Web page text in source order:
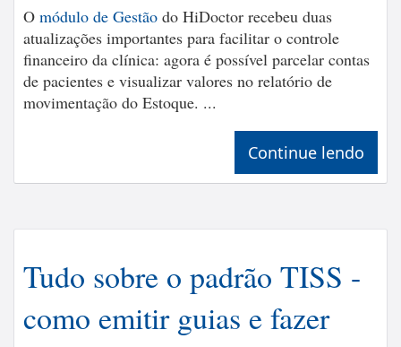
O módulo de Gestão do HiDoctor recebeu duas
atualizações importantes para facilitar o controle
financeiro da clínica: agora é possível parcelar contas
de pacientes e visualizar valores no relatório de
movimentação do Estoque. ...
Continue lendo
Tudo sobre o padrão TISS -
como emitir guias e fazer